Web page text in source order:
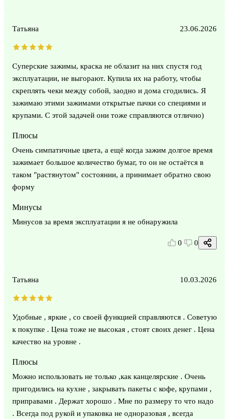
Татьяна 23.06.2026
Суперские зажимы, краска не облазит на них спустя год
эксплуатации, не выгорают. Купила их на работу, чтобы
скреплять чеки между собой, заодно и дома сгодились. Я
зажимаю этими зажимами открытые пачки со специями и
крупами. С этой задачей они тоже справляются отлично)
Плюсы
Очень симпатичные цвета, а ещё когда зажим долгое время
зажимает большое количество бумаг, то он не остаётся в
таком "растянутом" состоянии, а принимает обратно свою
форму
Минусы
Минусов за время эксплуатации я не обнаружила
0 0
Татьяна 10.03.2026
Удобные , яркие , со своей функцией справляются . Советую
к покупке . Цена тоже не высокая , стоят своих денег . Цена
качество на уровне .
Плюсы
Можно использовать не только ,как канцелярские . Очень
пригодились на кухне , закрывать пакеты с кофе, крупами ,
приправами . Держат хорошо . Мне по размеру то что надо
. Всегда под рукой и упаковка не одноразовая , всегда